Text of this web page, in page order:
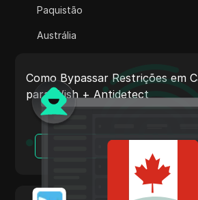
Apple Pay
ASOS
BestBuy
Paquistão
Austrália
Itália
Países Baixos
Vietnã
Portugal
Argentina
Como Bypassar Restrições em
para Wish + Antidetect